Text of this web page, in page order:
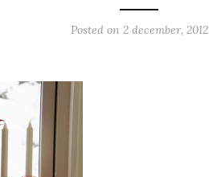
Posted on 2 december, 2012